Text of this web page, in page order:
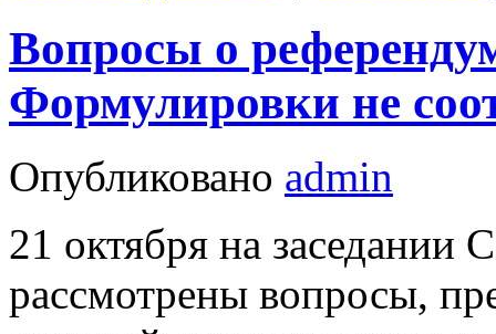
Вопросы о
Формулировки не
Опубликовано admin
21 октября на заседании
рассмотрены вопросы,